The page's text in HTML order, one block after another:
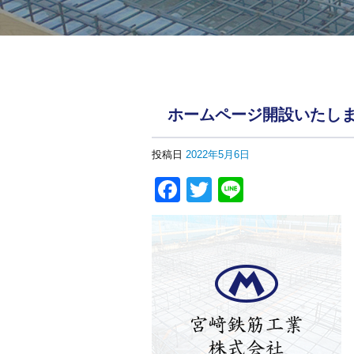
ホームページ開設いたし
投稿日 2022年5月6日
Facebook
Twitter